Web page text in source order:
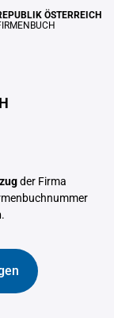
ÖSTERREICH
der Firma
.